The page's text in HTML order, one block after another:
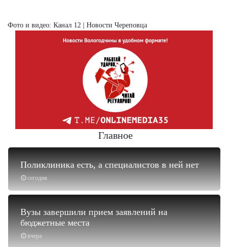
Фото и видео: Канал 12 | Новости Череповца
Главное
сегодня
Поликлиника есть, а специалистов в ней нет
вчера
Вузы завершили прием заявлений на
бюджетные места